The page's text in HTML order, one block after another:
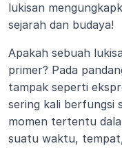
lukisan
sejarah dan budaya!
Apakah sebuah
primer? Pada
tampak seperti
sering kali berfungsi
momen tertentu
suatu waktu,